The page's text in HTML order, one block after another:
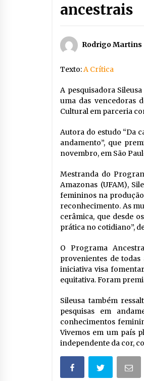
ancestrais
Rodrigo Martins
Texto:A Crítica
A pesquisadora
uma das vencedoras
Cultural em parceria
Autora do estudo “Da
andamento”, que
novembro, em São
Mestranda do
Amazonas (UFAM),
femininos na produção
reconhecimento. As
cerâmica, que desde
prática no cotidiano”,
O Programa
provenientes de
iniciativa visa
equitativa. Foram
Sileusa também
pesquisas em
conhecimentos
Vivemos em um país
independente da cor,